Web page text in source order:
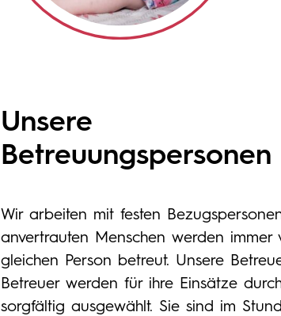
Unsere
Betreuungspersonen
Wir arbeiten mit festen
anvertrauten Menschen werden immer
gleichen Person betreut. Unsere
Betreuer werden für ihre Einsätze
sorgfältig ausgewählt. Sie sind im